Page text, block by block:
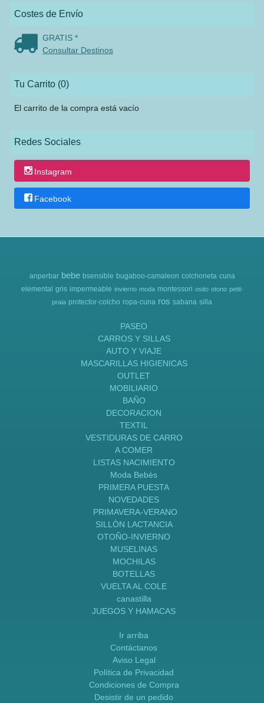
Costes de Envío
GRATIS *
Consultar Destinos
Tu Carrito (0)
El carrito de la compra está vacío
Redes Sociales
Instagram
Facebook
anperbar bebe bsensible bugaboo-camaleon colchoneta cuna
elemental gris impermeable invierno moda montessori osito otono petit-
praia protector-colcho ropa-cuna ros sabana silla
PASEO
CARROS Y SILLAS
AUTO Y VIAJE
MASCARILLAS HIGIENICAS
OUTLET
MOBILIARIO
BAÑO
DECORACION
TEXTIL
VESTIDURAS DE CARRO
A COMER
LISTAS NACIMIENTO
Moda Bebès
PRIMERA PUESTA
NOVEDADES
PRIMAVERA-VERANO
SILLÒN LACTANCIA
OTOÑO-INVIERNO
MUSELINAS
MOCHILAS
BOTELLAS
VUELTA AL COLE
canastilla
JUEGOS Y HAMACAS
Ir arriba
Contáctanos
Aviso Legal
Política de Privacidad
Condiciones de Compra
Desistir de un pedido